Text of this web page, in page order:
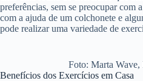
preferências, sem se preocupar com
com a ajuda de um colchonete e
pode realizar uma variedade de
Foto: Marta Wave,
Benefícios dos Exercícios em Casa